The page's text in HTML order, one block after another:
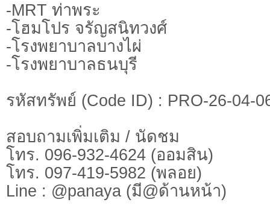
-MRT ท่าพระ
-โฮมโปร จรัญสนิทวงศ์
-โรงพยาบาลบางไผ่
-โรงพยาบาลธนบุรี
รหัสทรัพย์ (Code ID) : PRO-26-04-
สอบถามเพิ่มเติม / นัดชม
โทร. 096-932-4624 (ออมสิน)
โทร. 097-419-5982 (พลอย)
Line : @panaya (มี@ด้านหน้า)